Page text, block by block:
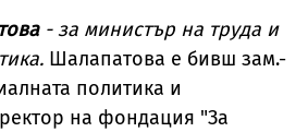
- за министър на труда и
Шалапатова е бивш зам.-
политика и
на фондация "За